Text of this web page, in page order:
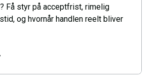
Få styr på acceptfrist, rimelig
og hvornår handlen reelt bliver